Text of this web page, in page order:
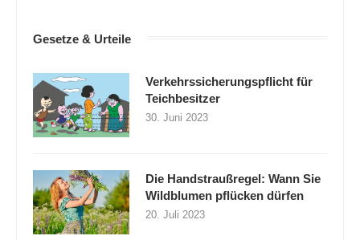
Gesetze & Urteile
Verkehrssicherungspflicht für
Teichbesitzer
30. Juni 2023
Die Handstraußregel: Wann Sie
Wildblumen pflücken dürfen
20. Juli 2023